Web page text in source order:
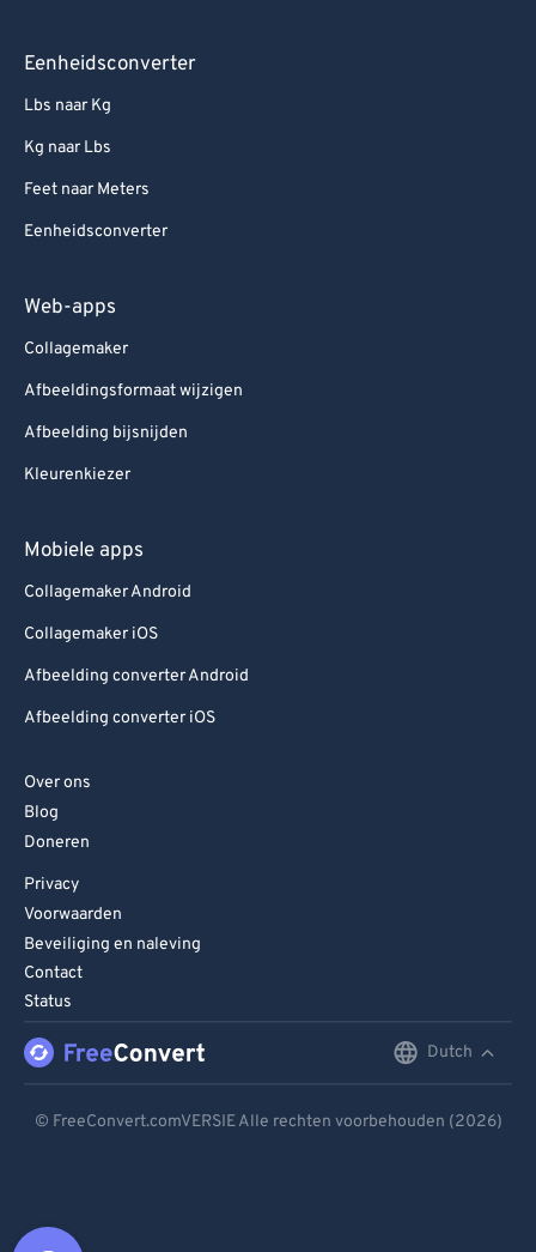
Eenheidsconverter
Lbs naar Kg
Kg naar Lbs
Feet naar Meters
Eenheidsconverter
Web-apps
Collagemaker
Afbeeldingsformaat wijzigen
Afbeelding bijsnijden
Kleurenkiezer
Mobiele apps
Collagemaker Android
Collagemaker iOS
Afbeelding converter Android
Afbeelding converter iOS
Over ons
Blog
Doneren
Privacy
Voorwaarden
Beveiliging en naleving
Contact
Status
Dutch
© FreeConvert.comVERSIE Alle rechten voorbehouden (2026)